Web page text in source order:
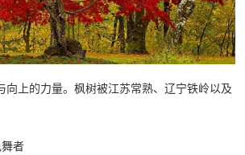
上的力量。枫树被江苏常熟、辽宁铁岭以及
者